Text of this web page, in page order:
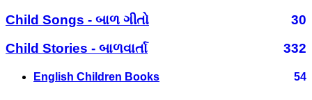
Child Songs - બાળ ગીતો
30
Child Stories - બાળવાર્તા
332
English Children Books 54